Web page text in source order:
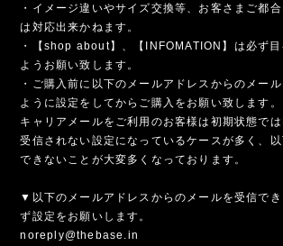
・イメージ違いやサイズ交換等、お客さまご都
は対応出来かねます。
・【shop about】、【INFOMATION】は必ず
ようお願い致します。
・ご購入前に以下のメールアドレスからのメー
ように設定をしてからご購入をお願い致します。
キャリアメールをご利用のお客様は初期状態で
受信されない設定になっているケースが多く、
できないことが大変多くなっております。
▼以下のメールアドレスからのメールを受信で
ず設定をお願いします。
noreply@thebase.in